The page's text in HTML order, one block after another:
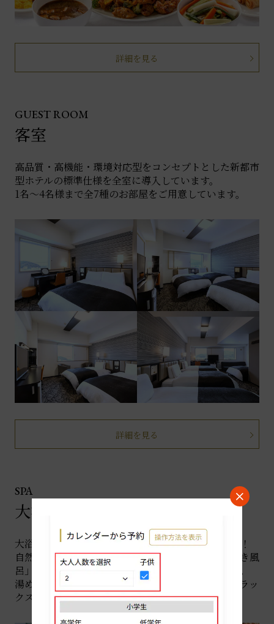
詳細を見る
GUEST ROOM
客室
高品質・高機能・環境対応型をコンセプトとした新都市
型ホテルの標準仕様を全室に導入しています。
1名～4名様まで全7種のお部屋をご用意しています。
詳細を見る
SPA
大浴殿
大浴殿は全16種の人工温泉とサウナ・露天風呂付き！
自然石のやさしい肌触りがうれしい「天然石くりぬき風
呂」から木のぬくもりが心地よい「木香風呂」まで。
湯めぐりが楽しいバラエティに富んだお風呂で、リラッ
クスタイムをどうぞ。